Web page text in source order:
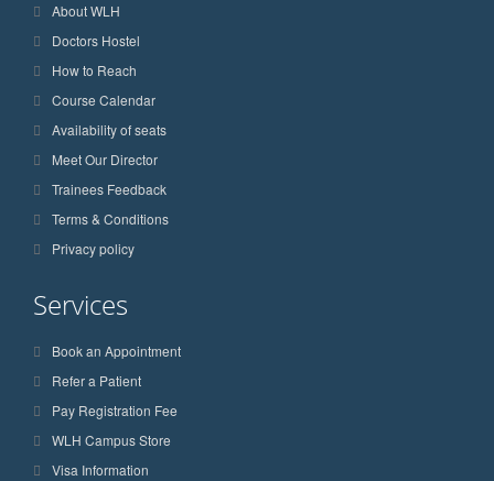
About WLH
Doctors Hostel
How to Reach
Course Calendar
Availability of seats
Meet Our Director
Trainees Feedback
Terms & Conditions
Privacy policy
Services
Book an Appointment
Refer a Patient
Pay Registration Fee
WLH Campus Store
Visa Information